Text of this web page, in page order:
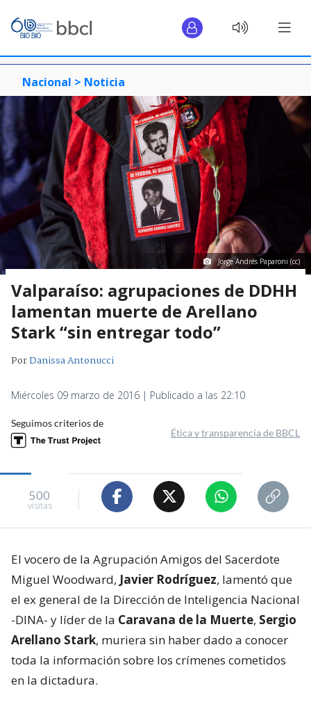
Nacional > Noticia
Jorge Andrés Paparoni (cc)
Valparaíso: agrupaciones de DDHH
lamentan muerte de Arellano
Stark “sin entregar todo”
PorDanissa Antonucci
Miércoles 09 marzo de 2016 | Publicado a las 22:10
Seguimos criterios de
Ética y transparencia de BBCL
500
visitas
El vocero de la Agrupación Amigos del Sacerdote
Miguel Woodward, Javier Rodríguez, lamentó que
el ex general de la Dirección de Inteligencia Nacional
-DINA- y líder de la Caravana de la Muerte, Sergio
Arellano Stark, muriera sin haber dado a conocer
toda la información sobre los crímenes cometidos
en la dictadura.